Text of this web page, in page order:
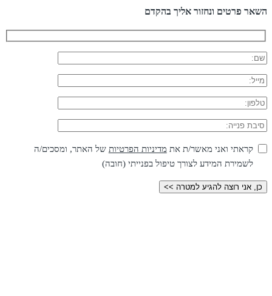
השאר פרטים ונחזור אליך בהקדם
קראתי ואני מאשר/ת את מדיניות הפרטיות של האתר, ומסכים/ה
לשמירת המידע לצורך טיפול בפנייתי (חובה)